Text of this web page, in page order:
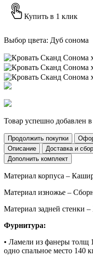
Купить в 1 клик
Выбор цвета: Дуб сонома
Товар успешно добавлен
Продолжить покупки
Описание
Доставка и
Дополнить комплект
Материал корпуса –
Материал изножье –
Материал задней стенки
Фурнитура:
• Ламели из фанеры толщ
одно спальное место 140